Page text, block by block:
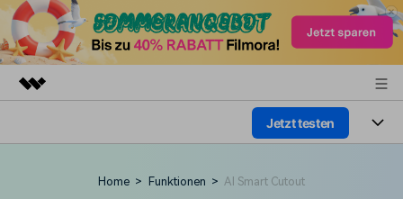
Dienstprogramme
Jetzt testen
Home > Funktionen > AI Smart Cutout